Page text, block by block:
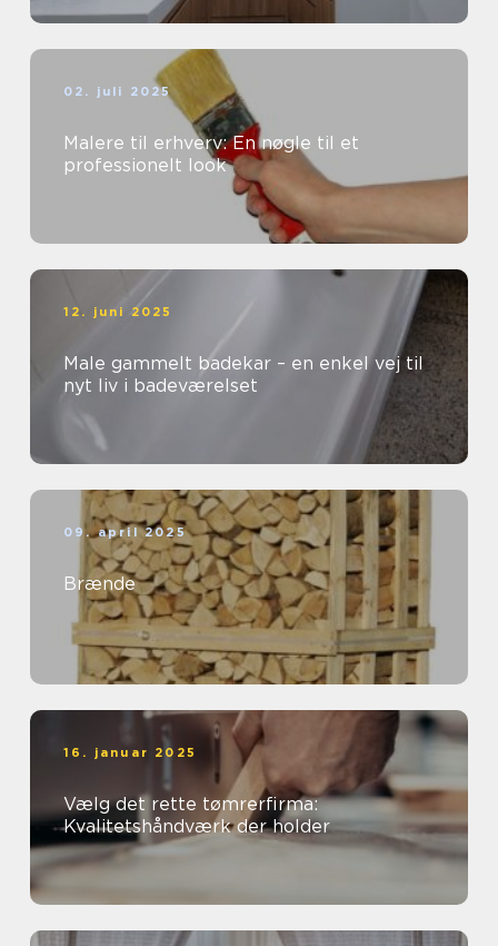
02. juli 2025
Malere til erhverv: En nøgle til et
professionelt look
12. juni 2025
Male gammelt badekar – en enkel vej til
nyt liv i badeværelset
09. april 2025
Brænde
16. januar 2025
Vælg det rette tømrerfirma:
Kvalitetshåndværk der holder